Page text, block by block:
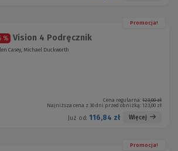
Promocja!
% Vision 4 Podręcznik
Casey, Michael Duckworth
Cena regularna: 123,00 zł
Najniższa cena z 30 dni przed obniżką: 123,00 zł
Już od: 116,84 zł Więcej
Promocja!